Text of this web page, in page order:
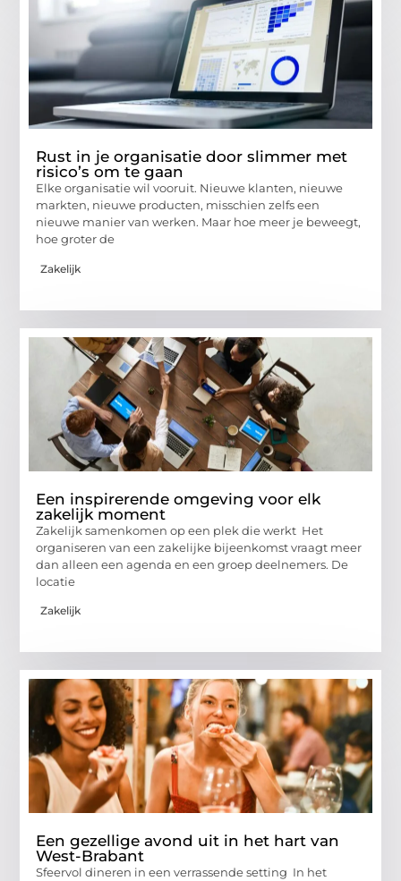
Rust in je organisatie door slimmer met
risico’s om te gaan
Elke organisatie wil vooruit. Nieuwe klanten, nieuwe
markten, nieuwe producten, misschien zelfs een
nieuwe manier van werken. Maar hoe meer je beweegt,
hoe groter de
Zakelijk
Een inspirerende omgeving voor elk
zakelijk moment
Zakelijk samenkomen op een plek die werkt Het
organiseren van een zakelijke bijeenkomst vraagt meer
dan alleen een agenda en een groep deelnemers. De
locatie
Zakelijk
Een gezellige avond uit in het hart van
West-Brabant
Sfeervol dineren in een verrassende setting In het